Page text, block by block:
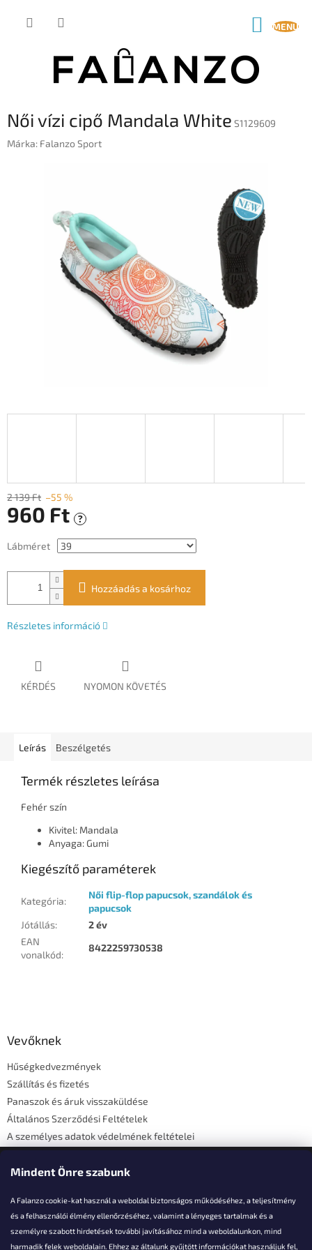
Mindent Önre szabunk
A Falanzo cookie-kat használ a weboldal biztonságos működéséhez, a teljesítmény
és a felhasználói élmény ellenőrzéséhez, valamint a lényeges tartalmak és a
személyre szabott hirdetések további javításához mind a weboldalunkon, mind
harmadik felek weboldalain. Ehhez az általunk gyűjtött információkat használjuk fel,
KOSÁR
Női vízi cipő Mandala White S1129609
Márka: Falanzo Sport
2 139 Ft –55 %
960 Ft ?
Lábméret
Hozzáadás a kosárhoz
Részletes információ
KÉRDÉS NYOMON KÖVETÉS
Leírás Beszélgetés
Termék részletes leírása
Fehér szín
Kivitel: Mandala
Anyaga: Gumi
Kiegészítő paraméterek
Kategória:
Női flip-flop papucsok, szandálok és
papucsok
Jótállás:
2 év
EAN
vonalkód:
8422259730538
Vevőknek
Hűségkedvezmények
Szállítás és fizetés
Panaszok és áruk visszaküldése
Általános Szerződési Feltételek
A személyes adatok védelmének feltételei
Elérhetőségi adatok
Akarsz kérdezni valamit?